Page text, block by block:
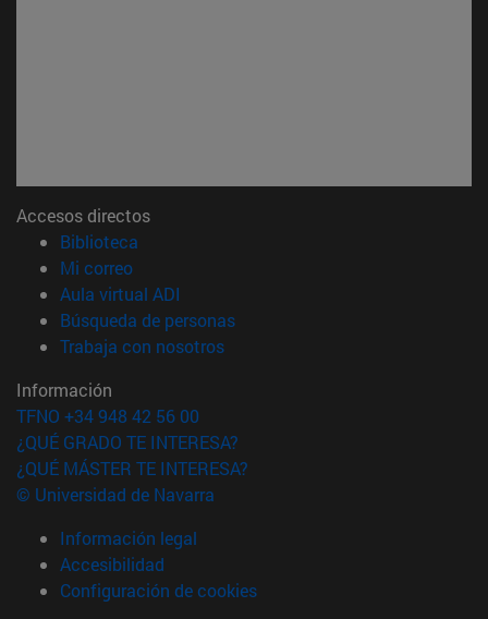
Accesos directos
Biblioteca
Mi correo(abre en nueva ventana)
Aula virtual ADI
Búsqueda de personas(abre en nueva ventana)
Trabaja con nosotros(abre en nueva ventana)
Información
TFNO +34 948 42 56 00
¿QUÉ GRADO TE INTERESA?
¿QUÉ MÁSTER TE INTERESA?
© Universidad de Navarra
Información legal
Accesibilidad
Configuración de cookies